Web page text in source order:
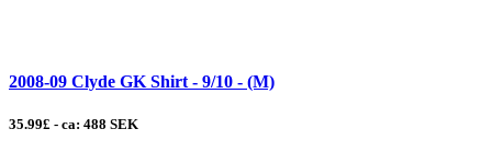
2008-09 Clyde GK Shirt - 9/10 - (M)
35.99£ - ca: 488 SEK